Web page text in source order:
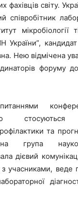
фахівців світу.
співробітник
мікробіології
України”,
Нею відмічена
форуму
та
група
дієвий
учасниками, веде